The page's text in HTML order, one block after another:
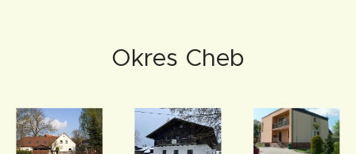
Okres Cheb